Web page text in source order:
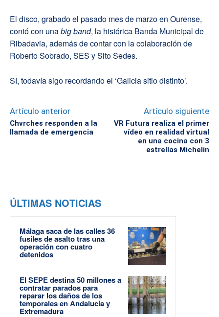
El disco, grabado el pasado mes de marzo en Ourense,
contó con unabig band, la histórica Banda Municipal de
Ribadavia, además de contar con la colaboración de
Roberto Sobrado, SES y Sito Sedes.
Sí, todavía sigo recordando el ‘Galicia sitio distinto’.
Artículo anterior
Chvrches responden a la
llamada de emergencia
Artículo siguiente
VR Futura realiza el primer
vídeo en realidad virtual
en una cocina con 3
estrellas Michelin
ÚLTIMAS NOTICIAS
Málaga saca de las calles 36
fusiles de asalto tras una
operación con cuatro
detenidos
El SEPE destina 50 millones a
contratar parados para
reparar los daños de los
temporales en Andalucía y
Extremadura